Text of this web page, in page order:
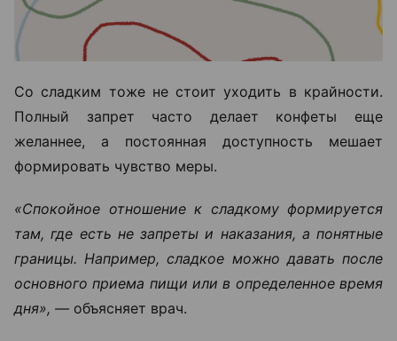
Со сладким тоже не стоит уходить в крайности.
Полный запрет часто делает конфеты еще
желаннее, а постоянная доступность мешает
формировать чувство меры.
«Спокойное отношение к сладкому формируется
там, где есть не запреты и наказания, а понятные
границы. Например, сладкое можно давать после
основного приема пищи или в определенное время
дня», — объясняет врач.